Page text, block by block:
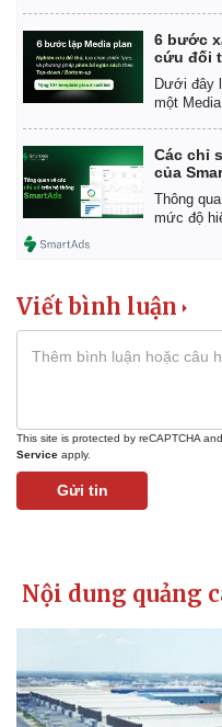
6 bước
cứu đối
Dưới đây
một Media
Các chỉ
của
Thông
mức độ
Viết bình luận
This site is protected by reCAPTCHA
Service apply.
Gửi tin